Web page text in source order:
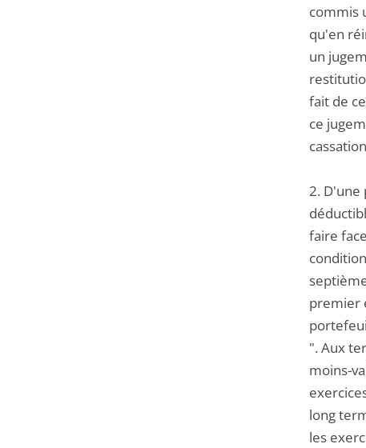
commis
qu'en
un
fait de
ce
2. D'une
faire
premier
". Aux
moins-
long
les